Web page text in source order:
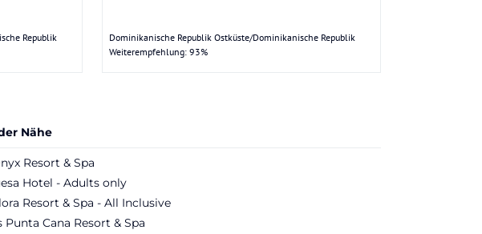
Republik
Dominikanische Republik Ostküste/Dominikanische Republik
Weiterempfehlung: 93%
Nähe
Resort & Spa
Hotel - Adults only
Resort & Spa - All Inclusive
Punta Cana Resort & Spa